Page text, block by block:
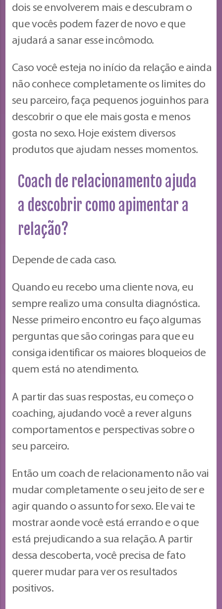
dois se envolverem mais e descubram o
que vocês podem fazer de novo e que
ajudará a sanar esse incômodo.
Caso você esteja no início da relação e ainda
não conhece completamente os limites do
seu parceiro, faça pequenos joguinhos para
descobrir o que ele mais gosta e menos
gosta no sexo. Hoje existem diversos
produtos que ajudam nesses momentos.
Coach de relacionamento ajuda
a descobrir como apimentar a
relação?
Depende de cada caso.
Quando eu recebo uma cliente nova, eu
sempre realizo uma consulta diagnóstica.
Nesse primeiro encontro eu faço algumas
perguntas que são coringas para que eu
consiga identificar os maiores bloqueios de
quem está no atendimento.
A partir das suas respostas, eu começo o
coaching, ajudando você a rever alguns
comportamentos e perspectivas sobre o
seu parceiro.
Então um coach de relacionamento não vai
mudar completamente o seu jeito de ser e
agir quando o assunto for sexo. Ele vai te
mostrar aonde você está errando e o que
está prejudicando a sua relação. A partir
dessa descoberta, você precisa de fato
querer mudar para ver os resultados
positivos.